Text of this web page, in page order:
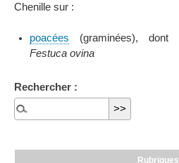
Chenille sur :
poacées (graminées), dont
Festuca ovina
Rechercher :
Rubriques